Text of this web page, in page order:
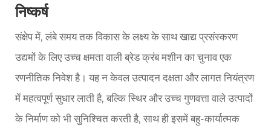
निष्कर्ष
संक्षेप में, लंबे समय तक विकास के लक्ष्य के साथ खाद्य प्रसंस्करण
उद्यमों के लिए उच्च क्षमता वाली ब्रेड क्रंब मशीन का चुनाव एक
रणनीतिक निवेश है। यह न केवल उत्पादन दक्षता और लागत नियंत्रण
में महत्वपूर्ण सुधार लाती है, बल्कि स्थिर और उच्च गुणवत्ता वाले उत्पादों
के निर्माण को भी सुनिश्चित करती है, साथ ही इसमें बहु-कार्यात्मक